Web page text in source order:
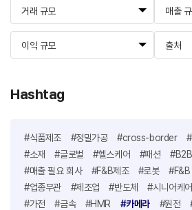
거래 규모 매출
이익 규모 출처
Hashtag
#식품제조 #정밀가공 #cross-border
#소재
#글로벌 #헬스케어 #패션 #B2B
#매출 필요 회사
#F&B제조 #로봇 #F&B
#업종무관
#제조업 #반도체 #시니어케어
#가전
#금속 #HMR #카메라 #원전